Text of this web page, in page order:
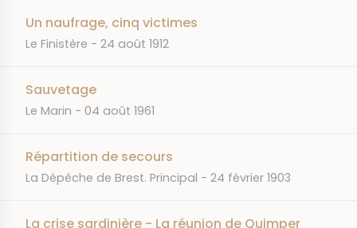
Un naufrage, cinq victimes
JOURNAL
Le Finistère DATE
24 août 1912
Sauvetage
JOURNAL
Le Marin DATE
04 août 1961
Répartition de secours
JOURNAL
La Dépêche de Brest. Principal DATE
24 février 1903
La crise sardinière - La réunion de Quimper